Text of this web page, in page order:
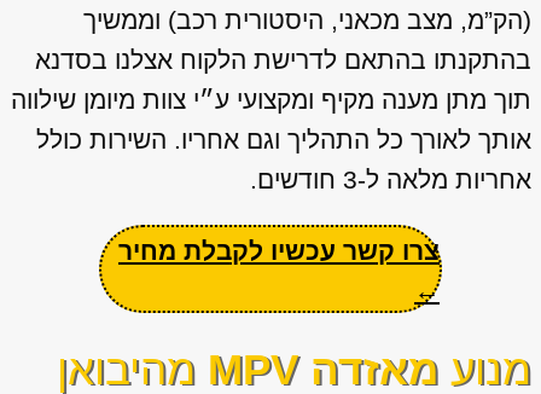
(הק”מ, מצב מכאני, היסטורית רכב) וממשיך
בהתקנתו בהתאם לדרישת הלקוח אצלנו בסדנא
תוך מתן מענה מקיף ומקצועי ע״י צוות מיומן שילווה
אותך לאורך כל התהליך וגם אחריו. השירות כולל
אחריות מלאה ל-3 חודשים.
צרו קשר עכשיו לקבלת מחיר
←
מנוע מאזדה MPV
מהיבואן